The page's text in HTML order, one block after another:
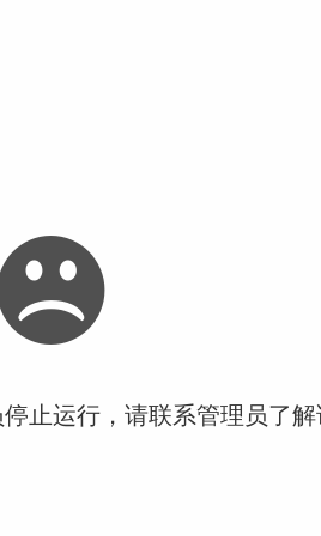
止运行，请联系管理员了